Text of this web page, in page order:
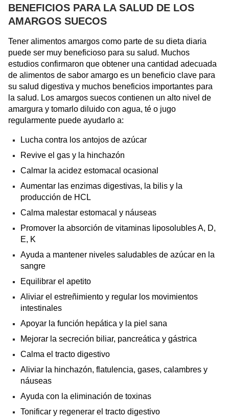
BENEFICIOS PARA LA SALUD DE LOS
AMARGOS SUECOS
Tener alimentos amargos como parte de su dieta diaria
puede ser muy beneficioso para su salud. Muchos
estudios confirmaron que obtener una cantidad adecuada
de alimentos de sabor amargo es un beneficio clave para
su salud digestiva y muchos beneficios importantes para
la salud. Los amargos suecos contienen un alto nivel de
amargura y tomarlo diluido con agua, té o jugo
regularmente puede ayudarlo a:
Lucha contra los antojos de azúcar
Revive el gas y la hinchazón
Calmar la acidez estomacal ocasional
Aumentar las enzimas digestivas, la bilis y la
producción de HCL
Calma malestar estomacal y náuseas
Promover la absorción de vitaminas liposolubles A, D,
E, K
Ayuda a mantener niveles saludables de azúcar en la
sangre
Equilibrar el apetito
Aliviar el estreñimiento y regular los movimientos
intestinales
Apoyar la función hepática y la piel sana
Mejorar la secreción biliar, pancreática y gástrica
Calma el tracto digestivo
Aliviar la hinchazón, flatulencia, gases, calambres y
náuseas
Ayuda con la eliminación de toxinas
Tonificar y regenerar el tracto digestivo